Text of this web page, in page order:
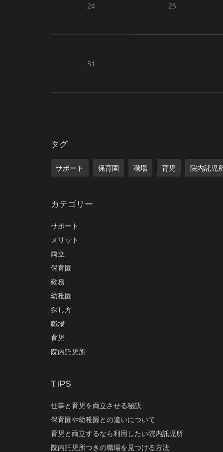
24 25
31
タグ
サポート 保育園 職場 育児 院内託児
カテゴリー
サポート
メリット
両立
保育園
勤務
幼稚園
探し方
職場
育児
院内託児所
TIPS
仕事と育児を両立させる秘訣
保育園や幼稚園との違いについて
育児と両立するなら利用したい院内託児所
院内託児所つきの職場を見つける方法